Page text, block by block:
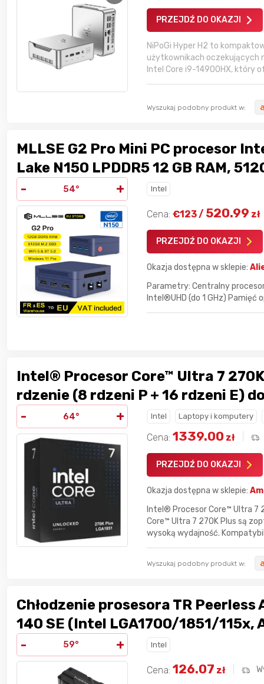
PRZEJDŹ DO OKAZJI
NiPoGi Hyper H2 to
użytkownikach oczekujących
Intel Core i9-14900HX, który
Wyszukaj podobny produkt w:
MLLSE G2 Pro Mini PC procesor
Lake N150 LPDDR5 12 GB RAM,
Fi 5, BT5.0, Windows 11
- 54° + Intel
Cena: €123/ 520.99 zł
PRZEJDŹ DO OKAZJI
Okazja dostępna w sklepie:
Parametry: Centralny
Intel®UHD (do 1 GHz) Pamięć
Intel® Procesor Core™ Ultra 7
rdzenie (8 rdzeni P + 16 rdzeni E)
- 64° + Intel Laptopy i komputery
Cena: 1339.00 zł
PRZEJDŹ DO OKAZJI
Okazja dostępna w sklepie:
Intel® Procesor Core™ Ultra 7
Core™ Ultra 7 270K Plus są
wysoką wydajność.
Wyszukaj podobny produkt w:
Chłodzenie prosesora TR Peerless
140 SE (Intel LGA1700/1851/115x,
- 59° + Intel
Cena: 126.07 zł